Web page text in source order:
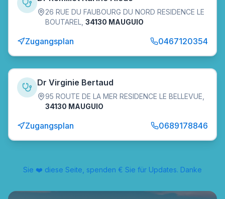
26 RUE DU FAUBOURG DU NORD RESIDENCE LE
BOUTAREL 34130 MAUGUIO
Zugangsplan 0467120354
Dr Virginie Bertaud
95 ROUTE DE LA MER RESIDENCE LE BELLEVUE
34130 MAUGUIO
Zugangsplan 0689178846
Sie ❤️ diese Seite, spenden € Sie für Updates. Danke